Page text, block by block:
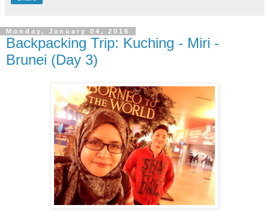
Monday, January 04, 2016
Backpacking Trip: Kuching - Miri -
Brunei (Day 3)